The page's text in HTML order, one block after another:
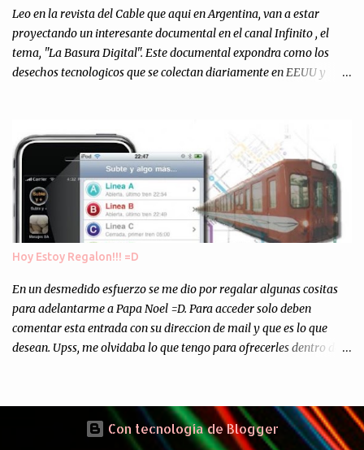
escuchándonos y viendo como grabamos el semanario es, para mi
personalmente, un éxito y un logro sin precedentes. Sinceram...
Leo en la revista del Cable que aqui en Argentina, van a estar
proyectando un interesante documental en el canal Infinito , el
tema, "La Basura Digital". Este documental expondra como los
desechos tecnologicos que se colectan diariamente en EEUU y
Asi, todos los residuos sonincinerados produciendo lo que los
ambientalistas llaman "La Pesadilla de la Edad Cibernetica". La
transmision es el Domingo 2 de diciembre a las 21:00 hs. Me
parecio muy interesante, no creo que lo pueda ver por la hora, asi
que los comentarios los dejo en sus manos...
Hoy Estoy Regalon!!! =D
En un desmedido esfuerzo se me dio por regalar algunas cositas
para adelantarme a Papa Noel =D. Para acceder solo deben
comentar esta entrada con su direccion de mail y que es lo que
desean. Upss, me olvidaba lo que tengo para ofrecerles dentro de
del Sr. Angel Traversi de AMT Desarrollos * 7 Invitaciones para
Google Wave , si bien ya son muchas las que estan dando vueltas,
nunca estan de mas. (*) Sobre Subtes y Algo Mas : La forma más
Con tecnología de Blogger